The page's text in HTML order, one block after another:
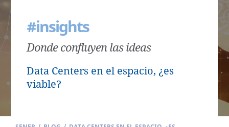
#insights
Donde confluyen las ideas
Data Centers en el espacio, ¿es
viable?